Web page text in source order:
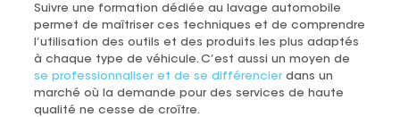
Suivre une formation dédiée au lavage automobile
permet de maîtriser ces techniques et de comprendre
l’utilisation des outils et des produits les plus adaptés
à chaque type de véhicule. C’est aussi un moyen de
se professionnaliser et de se différencierdans un
marché où la demande pour des services de haute
qualité ne cesse de croître.